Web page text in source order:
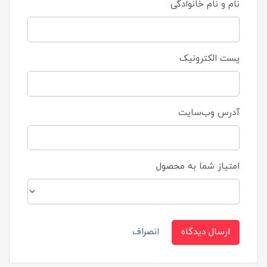
نام و نام خانوادگی
پست الکترونیک
آدرس وب‌سایت
امتیاز شما به محصول
ارسال دیدگاه انصراف